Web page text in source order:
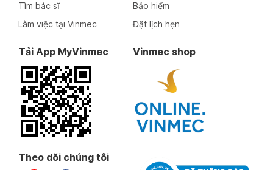
Tìm bác sĩ
Làm việc tại Vinmec
Bảo hiểm
Đặt lịch hẹn
Tải App MyVinmec Vinmec shop
Theo dõi chúng tôi